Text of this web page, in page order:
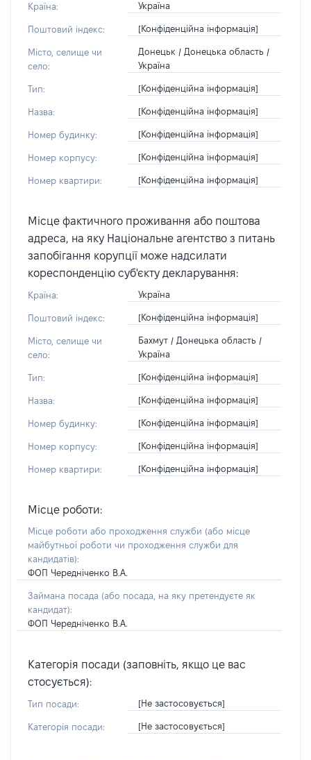
Країна: Україна
Поштовий індекс: [Конфіденційна інформація]
Місто, селище чи
село:
Донецьк / Донецька область /
Україна
Тип: [Конфіденційна інформація]
Назва: [Конфіденційна інформація]
Номер будинку: [Конфіденційна інформація]
Номер корпусу: [Конфіденційна інформація]
Номер квартири: [Конфіденційна інформація]
Місце фактичного проживання або поштова
адреса, на яку Національне агентство з питань
запобігання корупції може надсилати
кореспонденцію суб'єкту декларування:
Країна: Україна
Поштовий індекс: [Конфіденційна інформація]
Місто, селище чи
село:
Бахмут / Донецька область /
Україна
Тип: [Конфіденційна інформація]
Назва: [Конфіденційна інформація]
Номер будинку: [Конфіденційна інформація]
Номер корпусу: [Конфіденційна інформація]
Номер квартири: [Конфіденційна інформація]
Місце роботи:
Місце роботи або проходження служби (або місце
майбутньої роботи чи проходження служби для
кандидатів):
ФОП Чередніченко В.А.
Займана посада (або посада, на яку претендуєте як
кандидат):
ФОП Чередніченко В.А.
Категорія посади (заповніть, якщо це вас
стосується):
Тип посади: [Не застосовується]
Категорія посади: [Не застосовується]